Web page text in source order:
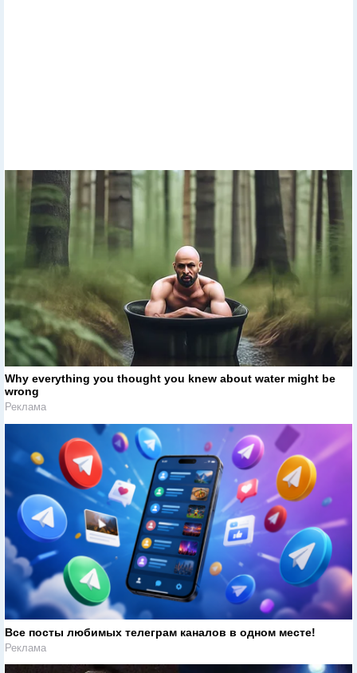
Why everything you thought you knew about water might be
wrong
Реклама
Все посты любимых телеграм каналов в одном месте!
Реклама